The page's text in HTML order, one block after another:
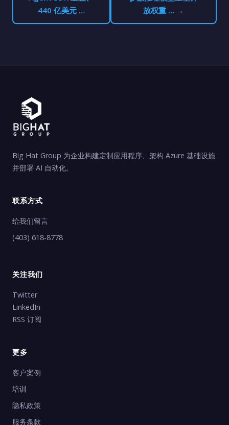
440 亿美元 …
放权重 … →
Big Hat Group 为企业构建定制应用程序、架构 Azure 基础设施
并部署 AI 自动化。
联系方式
给我们留言
(403) 618-8778
关注我们
Twitter
LinkedIn
RSS 订阅
更多
客户案例
培训
隐私政策
服务条款